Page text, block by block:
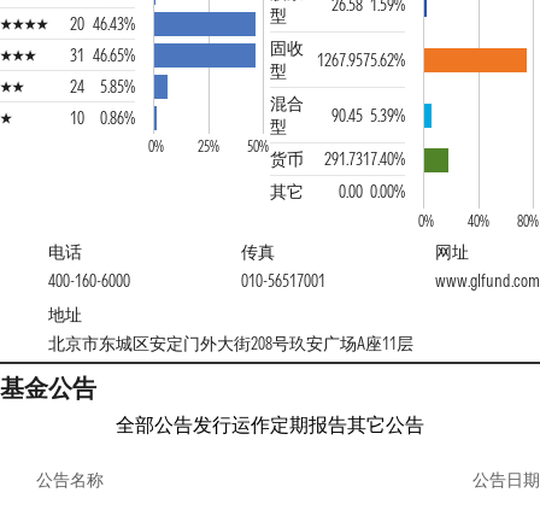
20 46.43%
31 46.65%
24
5.85%
10
0.86%
0% 25% 50%
型
26.58 1.59%
固收
型
1267.9575.62%
混合
型
90.45 5.39%
货币
291.7317.40%
其它
0.00 0.00%
0% 40% 80%
电话
400-160-6000
传真
010-56517001
网址
www.glfund.com
地址
北京市东城区安定门外大街208号玖安广场A座11层
基金公告
全部公告发行运作定期报告其它公告
公告名称 公告日期